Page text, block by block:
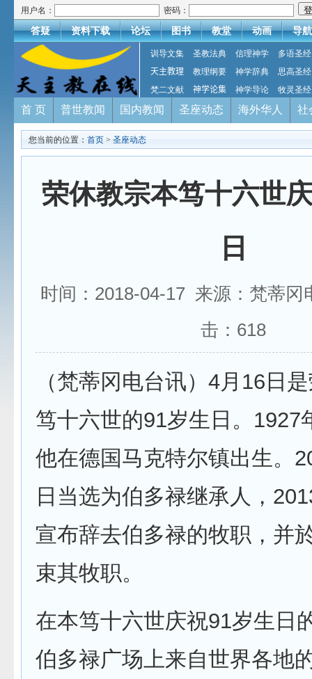
用户名： 密码：
答疑 资料下载 论坛 图书 教堂 动画 导航
训导文集 圣教法典 信理神学
多语圣经
天主教理
教理纲要 神学辞典
思高圣经
梵二文献
神学论集 神学导论 牧灵圣经
首 页 普世教闻 国内教闻 圣座动态 海外华人 社
您当前的位置： 首页 > 圣座动态
荣休教宗本笃十六世
日
时间：2018-04-17 来源：梵蒂
击： 618
（梵蒂冈电台讯）4月16日
笃十六世的91岁生日。1927
他在德国马克特尔镇出生。
日当选为伯多禄继承人，
宣布辞去伯多禄的牧职，并
束其牧职。
在本笃十六世庆祝91岁生日
伯多禄广场上来自世界各地